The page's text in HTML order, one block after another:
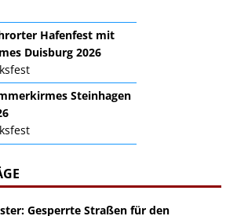
Hafenfest mit
Duisburg 2026
Steinhagen
Gesperrte Straßen für den